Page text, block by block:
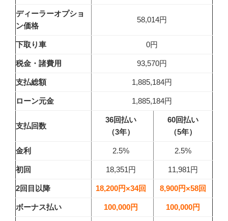
ディーラーオプショ
ン価格
58,014円
下取り車 0円
税金・諸費用 93,570円
支払総額 1,885,184円
ローン元金 1,885,184円
支払回数
36回払い
（3年）
60回払い
（5年）
金利 2.5% 2.5%
初回 18,351円 11,981円
2回目以降 18,200円×34回 8,900円×58回
ボーナス払い 100,000円 100,000円